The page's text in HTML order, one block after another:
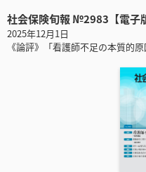
社会保険旬報 №2983【電子
2025年12月1日
《論評》「看護師不足の本質的